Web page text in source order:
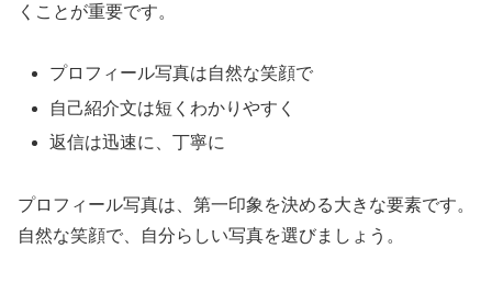
くことが重要です。
プロフィール写真は自然な笑顔で
自己紹介文は短くわかりやすく
返信は迅速に、丁寧に
プロフィール写真は、第一印象を決める大きな要素です。
自然な笑顔で、自分らしい写真を選びましょう。